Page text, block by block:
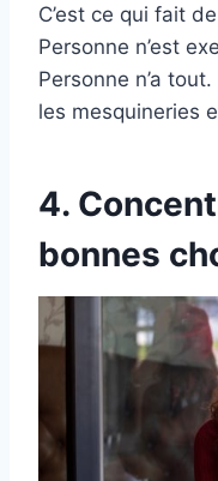
C’est ce qui fait
Personne n’est
Personne n’a
les mesquineries
4.
bonnes